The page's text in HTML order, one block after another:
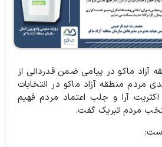
آزاد ماکو در پیامی ضمن قدردانی از
بالای ۶۰ درصدی مردم منطقه آزاد ماکو در انتخابات
آرا و جلب اعتماد مردم فهیم
مردم تبریک گفت.